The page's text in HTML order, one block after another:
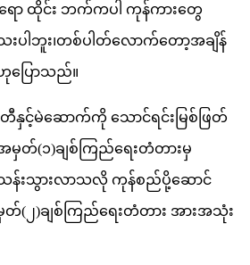
ော ထိုင်း ဘက်ကပါ ကုန်ကား​တွေ
ါဘူး၊တစ်ပါတ်​လောက်​တော့အချိန်
ြောသည်။
တီနှင့်မဲဆောက်ကို သောင်ရင်းမြစ်ဖြတ်
မှတ်(၁)ချစ်ကြည်ရေးတံတားမှ
တ်သန်းသွားလာသလို ကုန်စည်ပို့ဆောင်
)ချစ်ကြည်ရေးတံတား အားအသုံး